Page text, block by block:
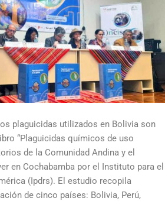
plaguicidas utilizados en Bolivia son
“Plaguicidas químicos de uso
de la Comunidad Andina y el
en Cochabamba por el Instituto para el
(Ipdrs). El estudio recopila
de cinco países: Bolivia, Perú,